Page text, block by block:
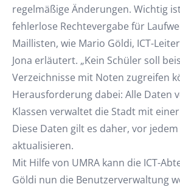
regelmäßige Änderungen. Wichtig
fehlerlose Rechtevergabe für
Maillisten, wie Mario Göldi, ICT-
Jona erläutert. „Kein Schüler soll
Verzeichnisse mit Noten zugreifen
Herausforderung dabei: Alle Daten
Klassen verwaltet die Stadt mit
Diese Daten gilt es daher, vor
aktualisieren.
Mit Hilfe von UMRA kann die ICT-
Göldi nun die Benutzerverwaltung